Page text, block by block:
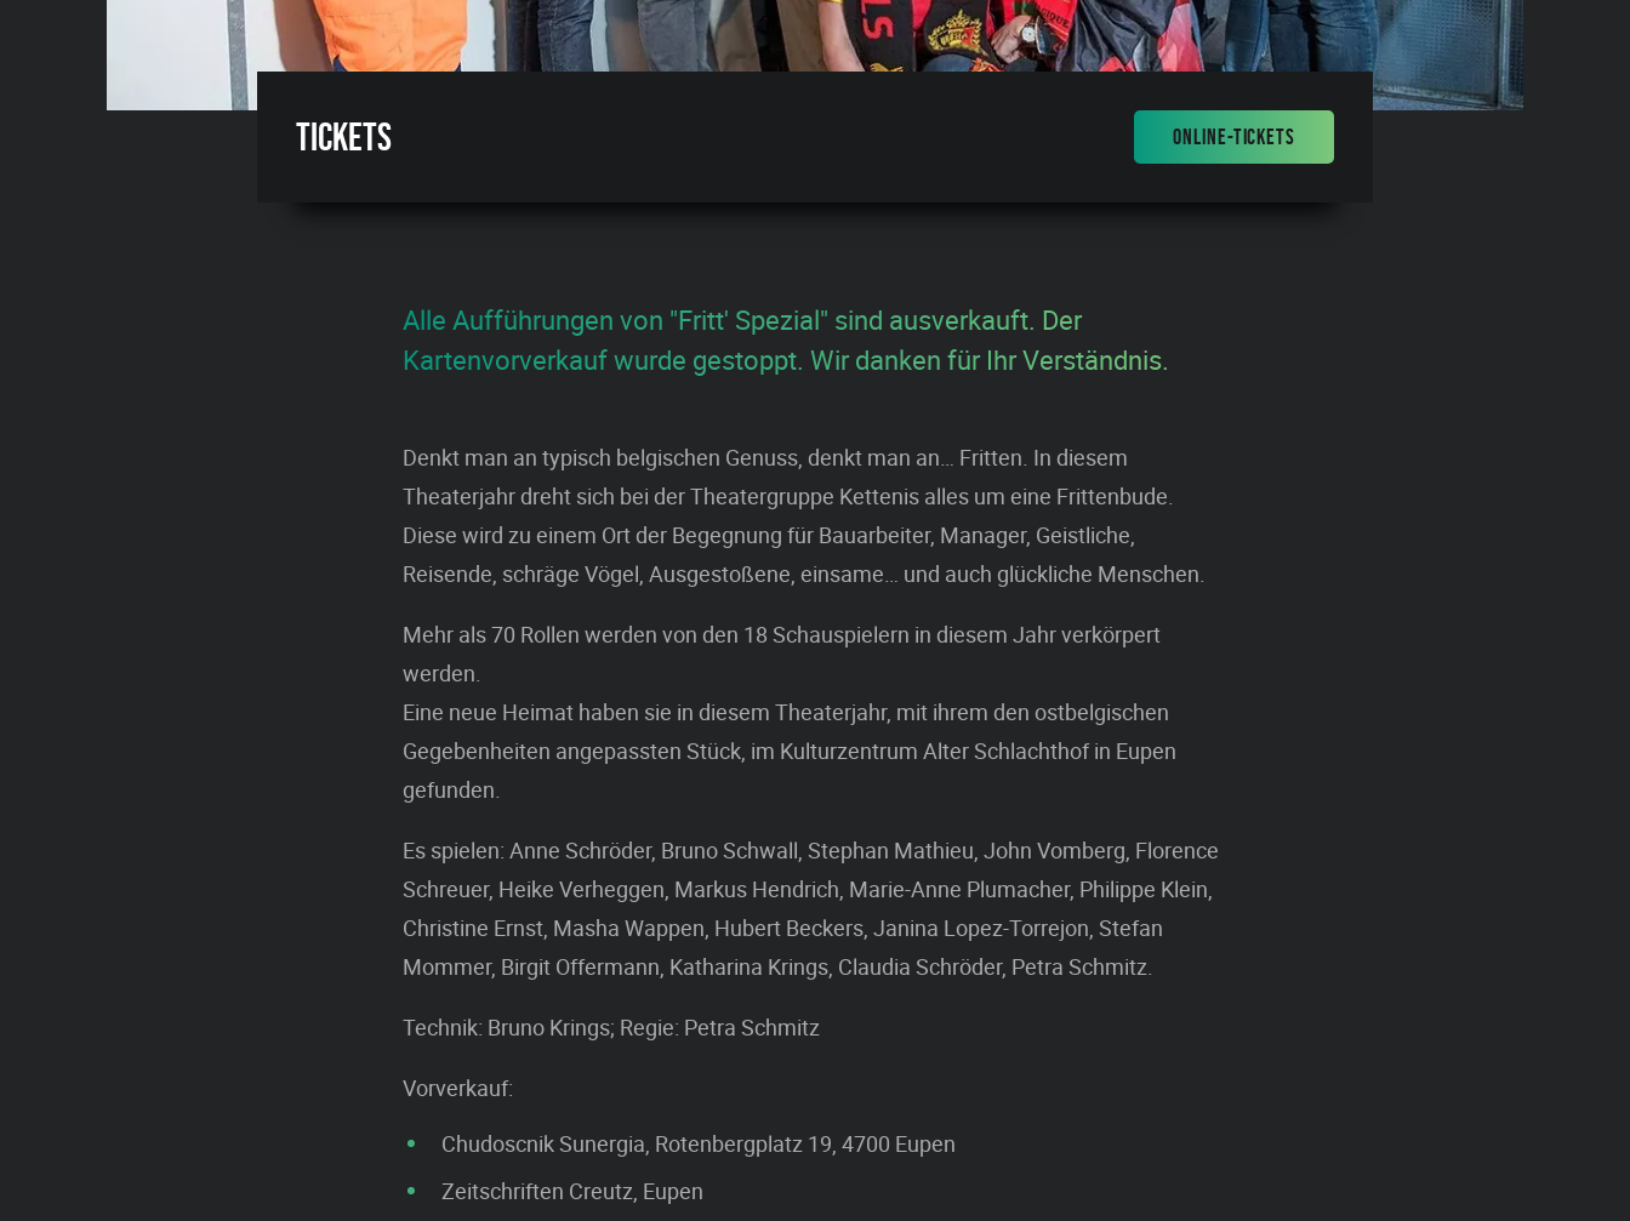
Tickets ONLINE-TICKETS
Alle Aufführungen von "Fritt' Spezial" sind ausverkauft. Der
Kartenvorverkauf wurde gestoppt. Wir danken für Ihr Verständnis.
Denkt man an typisch belgischen Genuss, denkt man an… Fritten. In diesem
Theaterjahr dreht sich bei der Theatergruppe Kettenis alles um eine Frittenbude.
Diese wird zu einem Ort der Begegnung für Bauarbeiter, Manager, Geistliche,
Reisende, schräge Vögel, Ausgestoßene, einsame… und auch glückliche Menschen.
Mehr als 70 Rollen werden von den 18 Schauspielern in diesem Jahr verkörpert
werden.
Eine neue Heimat haben sie in diesem Theaterjahr, mit ihrem den ostbelgischen
Gegebenheiten angepassten Stück, im Kulturzentrum Alter Schlachthof in Eupen
gefunden.
Es spielen: Anne Schröder, Bruno Schwall, Stephan Mathieu, John Vomberg, Florence
Schreuer, Heike Verheggen, Markus Hendrich, Marie-Anne Plumacher, Philippe Klein,
Christine Ernst, Masha Wappen, Hubert Beckers, Janina Lopez-Torrejon, Stefan
Mommer, Birgit Offermann, Katharina Krings, Claudia Schröder, Petra Schmitz.
Technik: Bruno Krings; Regie: Petra Schmitz
Vorverkauf:
Chudoscnik Sunergia, Rotenbergplatz 19, 4700 Eupen
Zeitschriften Creutz, Eupen